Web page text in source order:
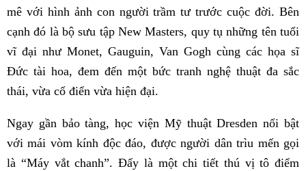
mê với hình ảnh con người trầm tư trước cuộc đời. Bên
cạnh đó là bộ sưu tập New Masters, quy tụ những tên tuổi
vĩ đại như Monet, Gauguin, Van Gogh cùng các họa sĩ
Đức tài hoa, đem đến một bức tranh nghệ thuật đa sắc
thái, vừa cổ điển vừa hiện đại.
Ngay gần bảo tàng, học viện Mỹ thuật Dresden nổi bật
với mái vòm kính độc đáo, được người dân trìu mến gọi
là “Máy vắt chanh”. Đấy là một chi tiết thú vị tô điểm